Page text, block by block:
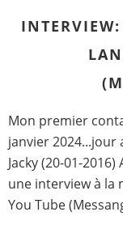
Mon premier
janvier
Jacky (20-01-
une interview à la
You Tube